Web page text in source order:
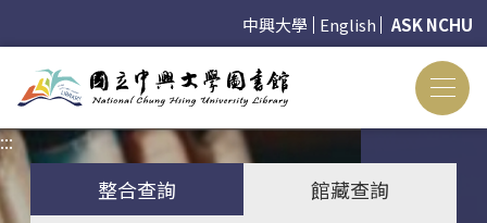
中興大學 English ASK NCHU
:::
整合查詢
館藏查詢